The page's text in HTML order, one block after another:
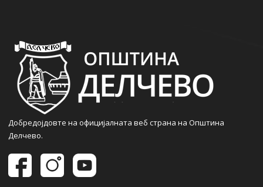
Добредојдовте на официјалната веб страна на Општина
Делчево.